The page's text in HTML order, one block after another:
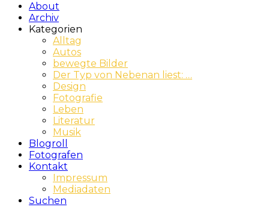
About
Archiv
Kategorien
Alltag
Autos
bewegte Bilder
Der Typ von Nebenan liest: …
Design
Fotografie
Leben
Literatur
Musik
Blogroll
Fotografen
Kontakt
Impressum
Mediadaten
Suchen